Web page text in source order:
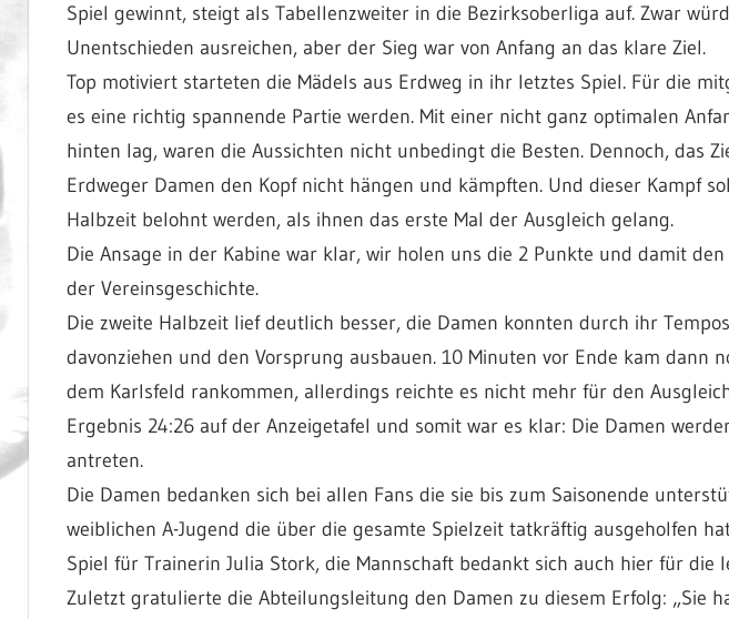
Spiel gewinnt, steigt als Tabellenzweiter in die Bezirksoberliga auf. Zwar
Unentschieden ausreichen, aber der Sieg war von Anfang an das klare Ziel.
Top motiviert starteten die Mädels aus Erdweg in ihr letztes Spiel. Für die
es eine richtig spannende Partie werden. Mit einer nicht ganz optimalen
hinten lag, waren die Aussichten nicht unbedingt die Besten. Dennoch, das
Erdweger Damen den Kopf nicht hängen und kämpften. Und dieser Kampf
Halbzeit belohnt werden, als ihnen das erste Mal der Ausgleich gelang.
Die Ansage in der Kabine war klar, wir holen uns die 2 Punkte und damit
der Vereinsgeschichte.
Die zweite Halbzeit lief deutlich besser, die Damen konnten durch ihr
davonziehen und den Vorsprung ausbauen. 10 Minuten vor Ende kam dann
dem Karlsfeld rankommen, allerdings reichte es nicht mehr für den
Ergebnis 24:26 auf der Anzeigetafel und somit war es klar: Die Damen
antreten.
Die Damen bedanken sich bei allen Fans die sie bis zum Saisonende
weiblichen A-Jugend die über die gesamte Spielzeit tatkräftig ausgeholfen
Spiel für Trainerin Julia Stork, die Mannschaft bedankt sich auch hier für die
Zuletzt gratulierte die Abteilungsleitung den Damen zu diesem Erfolg: „Sie